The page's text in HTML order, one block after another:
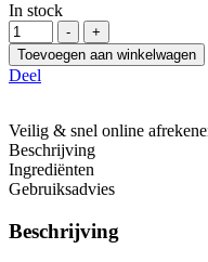
In stock
Hoeveelheid
-
+
Toevoegen aan winkelwagen
Deel
Veilig & snel online
Beschrijving
Ingrediënten
Gebruiksadvies
Beschrijving